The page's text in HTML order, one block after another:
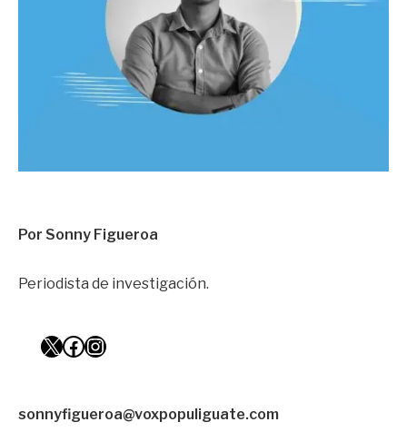
Por Sonny Figueroa
Periodista de investigación.
X Facebook Instagram
sonnyfigueroa@voxpopuliguate.com